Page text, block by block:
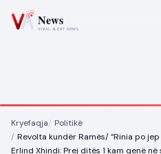
Kryefaqja
Politikë
Revolta kundër Ramës/ “Rinia po
Erlind Xhindi: Prej ditës 1 kam qenë